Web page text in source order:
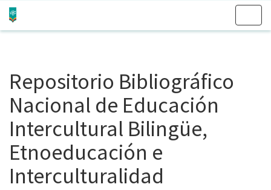
Repositorio Bibliográfico
Nacional de Educación
Intercultural Bilingüe,
Etnoeducación e
Interculturalidad